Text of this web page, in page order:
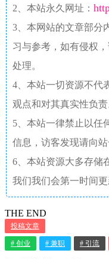
2、本站永久网址：
3、本网站的文章部分
习与参考，如有侵权
处理。
4、本站一切资源不代
观点和对其真实性负责
5、本站一律禁止以任
信息，访客发现请向
6、本站资源大多存储
我们我们会第一时间更
THE END
投稿文章
# 创业 # 兼职 # 引流